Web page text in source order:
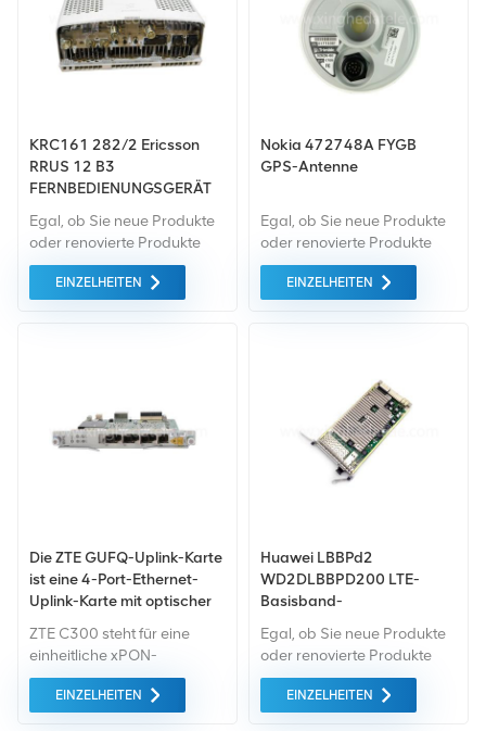
KRC161 282/2 Ericsson
RRUS 12 B3
FERNBEDIENUNGSGERÄT
Egal, ob Sie neue Produkte
oder renovierte Produkte
benötigen, wir kümmern uns
um alles Garantie als
Green-Market-Geräte der
EINZELHEITEN
Nokia 472748A FYGB
GPS-Antenne
Egal, ob Sie neue Produkte
oder renovierte Produkte
benötigen, wir kümmern uns
um alles Garantie als
Green-Market-Geräte der
Preis angeboten.
EINZELHEITEN
Die ZTE GUFQ-Uplink-Karte
ist eine 4-Port-Ethernet-
Uplink-Karte mit optischer
OLT C300
ZTE C300 steht für eine
einheitliche xPON-
Plattformarchitektur der
nächsten Generation.
EINZELHEITEN
Huawei LBBPd2
WD2DLBBPD200 LTE-
Basisband-
Karte für BBU 3900 3910
5900
Egal, ob Sie neue Produkte
oder renovierte Produkte
benötigen, wir kümmern uns
um alles Garantie als
EINZELHEITEN